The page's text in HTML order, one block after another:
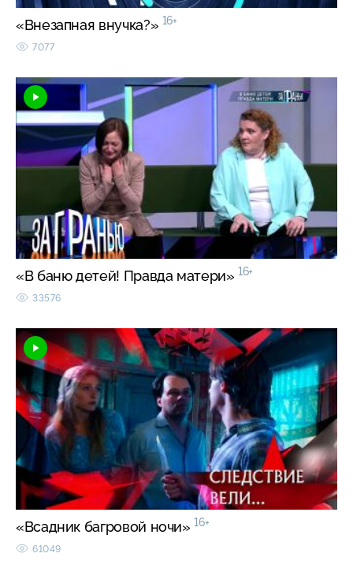
«Внезапная внучка?» 16+
7077
«В баню детей! Правда матери» 16+
33576
«Всадник багровой ночи» 16+
61049